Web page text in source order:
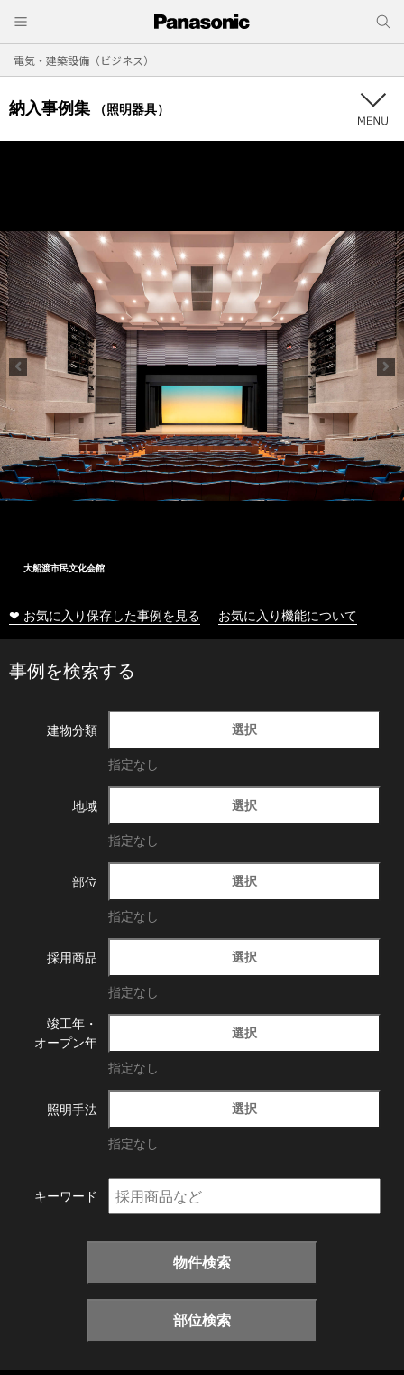
電気・建築設備（ビジネス）
納入事例集 （照明器具）
大船渡市民文化会館
❤ お気に入り保存した事例を見る お気に入り機能について
事例を検索する
建物分類 選択
指定なし
地域 選択
指定なし
部位 選択
指定なし
採用商品 選択
指定なし
竣工年・
オープン年
選択
指定なし
照明手法 選択
指定なし
キーワード
物件検索
部位検索